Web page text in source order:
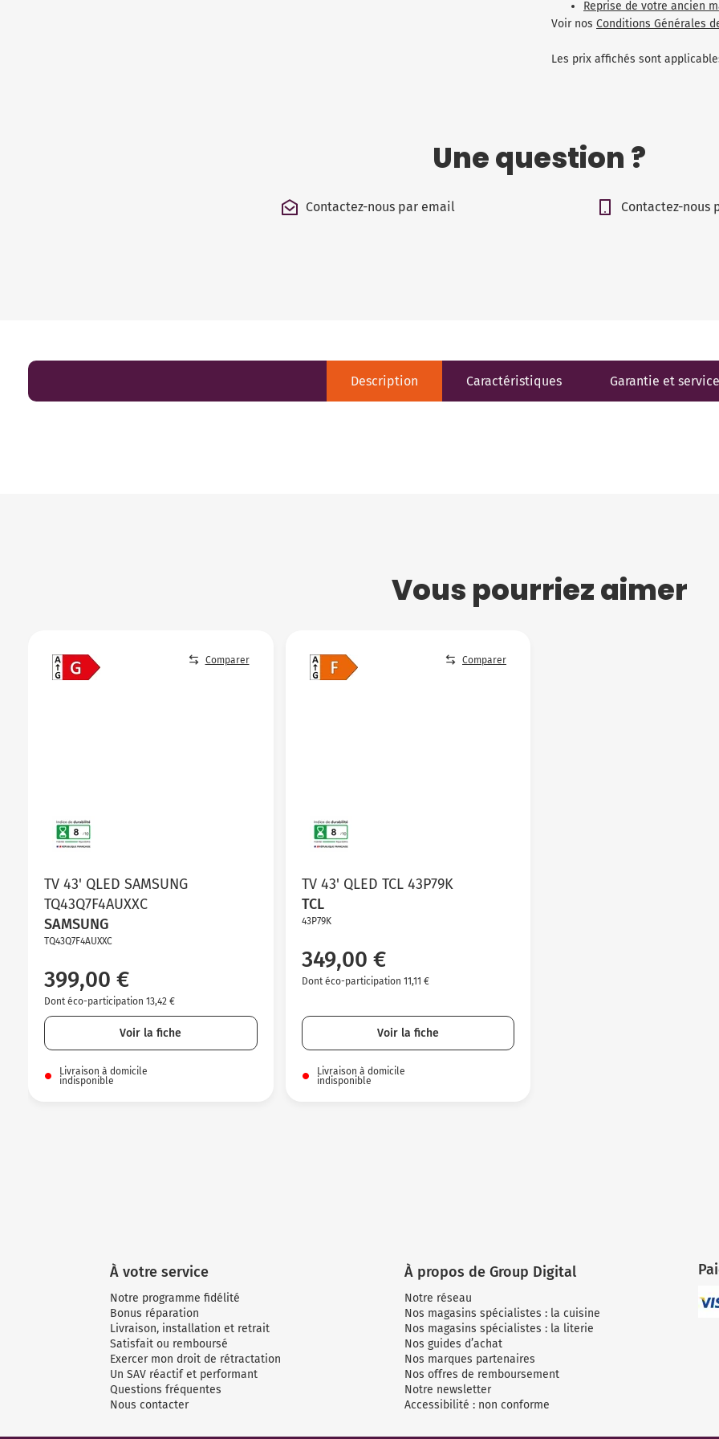
Reprise de votre ancien
Voir nos Conditions Générales
Les prix affichés sont
Une question ?
Contactez-nous par email Contactez-nous
Description Caractéristiques Garantie et
Vous pourriez aimer
Comparer
TV 43' QLED SAMSUNG
TQ43Q7F4AUXXC
SAMSUNG
TQ43Q7F4AUXXC
399,00 €
Dont éco-participation 13,42 €
Voir la fiche
Livraison à domicile
indisponible
Comparer
TV 43' QLED TCL 43P79K
TCL
43P79K
349,00 €
Dont éco-participation 11,11 €
Voir la fiche
Livraison à domicile
indisponible
À votre service
Notre programme fidélité
Bonus réparation
Livraison, installation et retrait
Satisfait ou remboursé
Exercer mon droit de rétractation
Un SAV réactif et performant
Questions fréquentes
Nous contacter
À propos de Group Digital
Notre réseau
Nos magasins spécialistes : la cuisine
Nos magasins spécialistes : la literie
Nos guides d’achat
Nos marques partenaires
Nos offres de remboursement
Notre newsletter
Accessibilité : non conforme